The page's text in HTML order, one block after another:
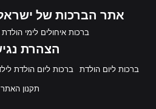
אתר הברכות של
ברכות איחולים לימי
הצהרת
ברכות ליום הולדת ברכות ליום הולדת
תקנון האתר